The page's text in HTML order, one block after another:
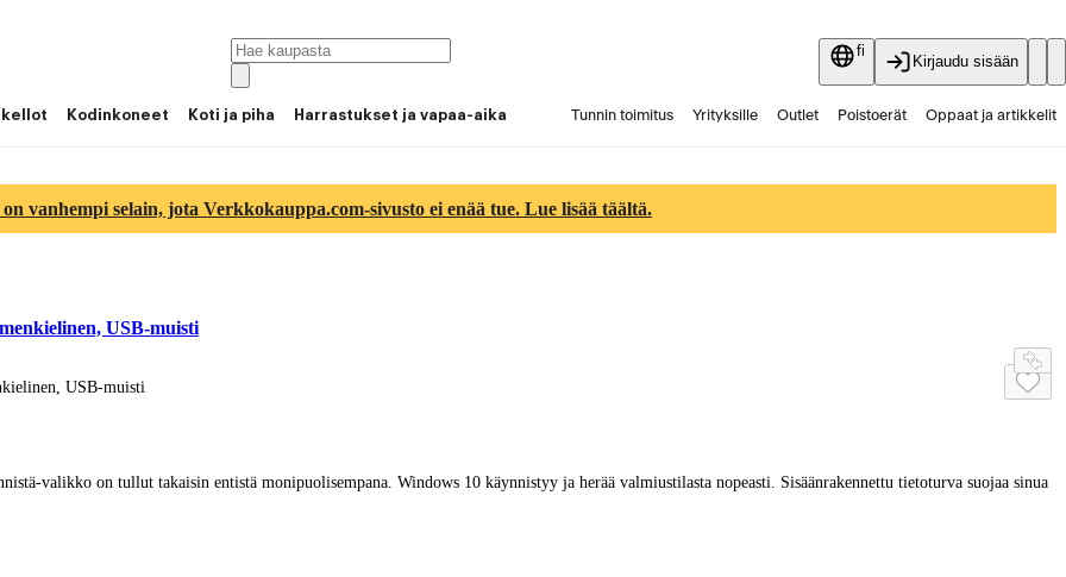
fi
Kirjaudu sisään
kellot Kodinkoneet Koti ja piha Harrastukset ja vapaa-aika Tunnin toimitus Yrityksille Outlet Poistoerät Oppaat ja artikkelit
on vanhempi selain, jota Verkkokauppa.com-sivusto ei enää tue. Lue lisää täältä.
USB-muisti
USB-muisti
valikko on tullut takaisin entistä monipuolisempana. Windows 10 käynnistyy ja herää valmiustilasta nopeasti. Sisäänrakennettu tietoturva suojaa sinua